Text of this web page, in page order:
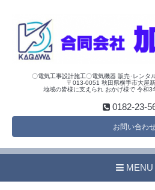
〇電気工事設計施工〇電気機器 販売･レンタ
〒013-0051 秋田県横手市大屋
地域の皆様に支えられ おかげ様で 令和3
0182-23-
お問い合わ
MENU